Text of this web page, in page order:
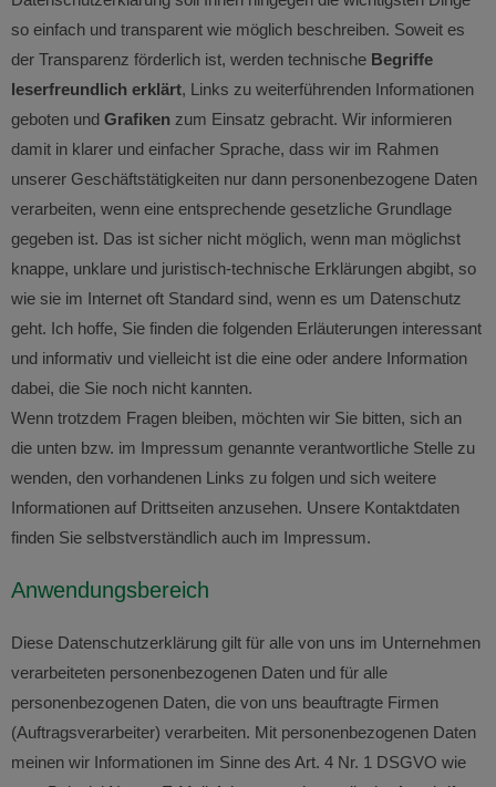
so einfach und transparent wie möglich beschreiben. Soweit es
der Transparenz förderlich ist, werden technische Begriffe
leserfreundlich erklärt, Links zu weiterführenden Informationen
geboten und Grafiken zum Einsatz gebracht. Wir informieren
damit in klarer und einfacher Sprache, dass wir im Rahmen
unserer Geschäftstätigkeiten nur dann personenbezogene Daten
verarbeiten, wenn eine entsprechende gesetzliche Grundlage
gegeben ist. Das ist sicher nicht möglich, wenn man möglichst
knappe, unklare und juristisch-technische Erklärungen abgibt, so
wie sie im Internet oft Standard sind, wenn es um Datenschutz
geht. Ich hoffe, Sie finden die folgenden Erläuterungen interessant
und informativ und vielleicht ist die eine oder andere Information
dabei, die Sie noch nicht kannten.
Wenn trotzdem Fragen bleiben, möchten wir Sie bitten, sich an
die unten bzw. im Impressum genannte verantwortliche Stelle zu
wenden, den vorhandenen Links zu folgen und sich weitere
Informationen auf Drittseiten anzusehen. Unsere Kontaktdaten
finden Sie selbstverständlich auch im Impressum.
Anwendungsbereich
Diese Datenschutzerklärung gilt für alle von uns im Unternehmen
verarbeiteten personenbezogenen Daten und für alle
personenbezogenen Daten, die von uns beauftragte Firmen
(Auftragsverarbeiter) verarbeiten. Mit personenbezogenen Daten
meinen wir Informationen im Sinne des Art. 4 Nr. 1 DSGVO wie